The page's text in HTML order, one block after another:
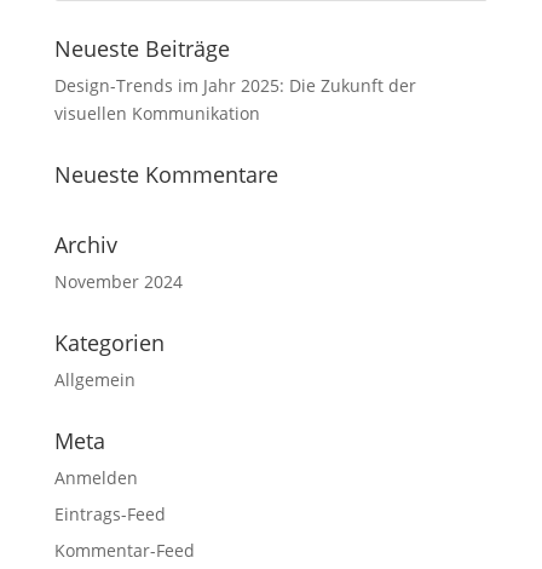
Neueste Beiträge
Design-Trends im Jahr 2025: Die Zukunft der
visuellen Kommunikation
Neueste Kommentare
Archiv
November 2024
Kategorien
Allgemein
Meta
Anmelden
Eintrags-Feed
Kommentar-Feed